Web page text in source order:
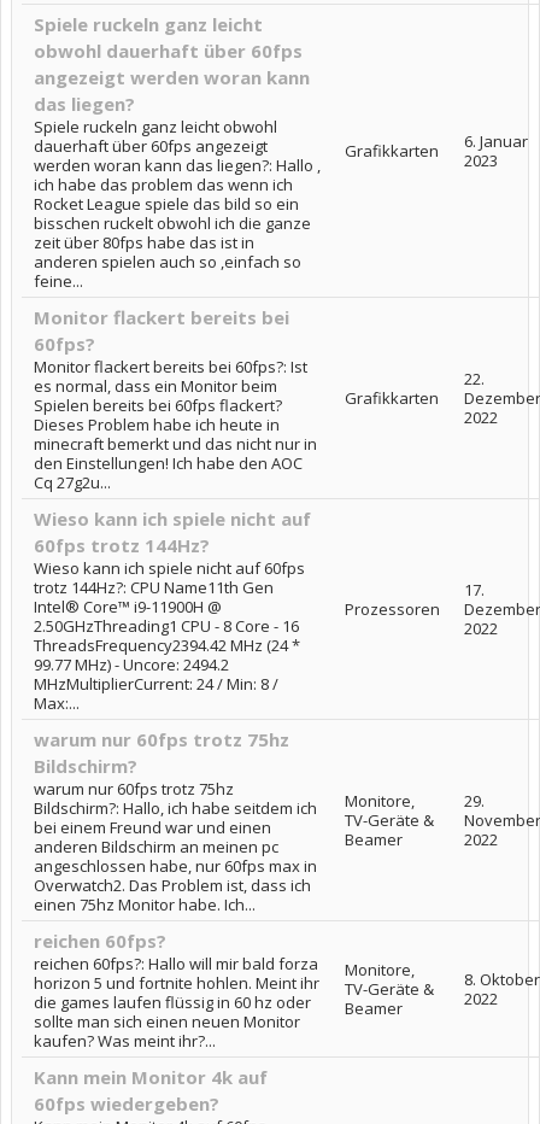
Spiele ruckeln ganz leicht
obwohl dauerhaft über 60fps
angezeigt werden woran kann
das liegen?
Spiele ruckeln ganz leicht obwohl
dauerhaft über 60fps angezeigt
werden woran kann das liegen?: Hallo ,
ich habe das problem das wenn ich
Rocket League spiele das bild so ein
bisschen ruckelt obwohl ich die ganze
zeit über 80fps habe das ist in
anderen spielen auch so ,einfach so
feine...
Grafikkarten
6. Januar
2023
Monitor flackert bereits bei
60fps?
Monitor flackert bereits bei 60fps?: Ist
es normal, dass ein Monitor beim
Spielen bereits bei 60fps flackert?
Dieses Problem habe ich heute in
minecraft bemerkt und das nicht nur in
den Einstellungen! Ich habe den AOC
Cq 27g2u...
Grafikkarten
22.
Dezember
2022
Wieso kann ich spiele nicht auf
60fps trotz 144Hz?
Wieso kann ich spiele nicht auf 60fps
trotz 144Hz?: CPU Name11th Gen
Intel® Core™ i9-11900H @
2.50GHzThreading1 CPU - 8 Core - 16
ThreadsFrequency2394.42 MHz (24 *
99.77 MHz) - Uncore: 2494.2
MHzMultiplierCurrent: 24 / Min: 8 /
Max:...
Prozessoren
17.
Dezember
2022
warum nur 60fps trotz 75hz
Bildschirm?
warum nur 60fps trotz 75hz
Bildschirm?: Hallo, ich habe seitdem ich
bei einem Freund war und einen
anderen Bildschirm an meinen pc
angeschlossen habe, nur 60fps max in
Overwatch2. Das Problem ist, dass ich
einen 75hz Monitor habe. Ich...
Monitore,
TV-Geräte &
Beamer
29.
November
2022
reichen 60fps?
reichen 60fps?: Hallo will mir bald forza
horizon 5 und fortnite hohlen. Meint ihr
die games laufen flüssig in 60 hz oder
sollte man sich einen neuen Monitor
kaufen? Was meint ihr?...
Monitore,
TV-Geräte &
Beamer
8. Oktober
2022
Kann mein Monitor 4k auf
60fps wiedergeben?